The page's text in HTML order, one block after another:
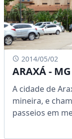
2014/05/02
ARAXÁ - MG
A cidade de
mineira, e
passeios em